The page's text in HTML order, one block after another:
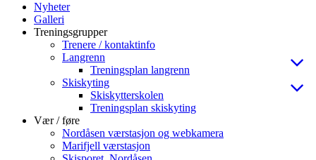
Nyheter
Galleri
Treningsgrupper
Trenere / kontaktinfo
Langrenn
Treningsplan langrenn
Skiskyting
Skiskytterskolen
Treningsplan skiskyting
Vær / føre
Nordåsen værstasjon og webkamera
Marifjell værstasjon